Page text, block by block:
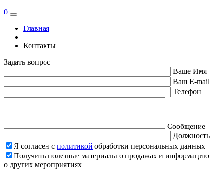
0
Главная
—
Контакты
Задать вопрос
Ваше Имя
Ваш E-mail
Телефон
Сообщение
Должность
Я согласен с политикой обработки персональных данных
Получить полезные материалы о продажах и информацию
о других мероприятиях